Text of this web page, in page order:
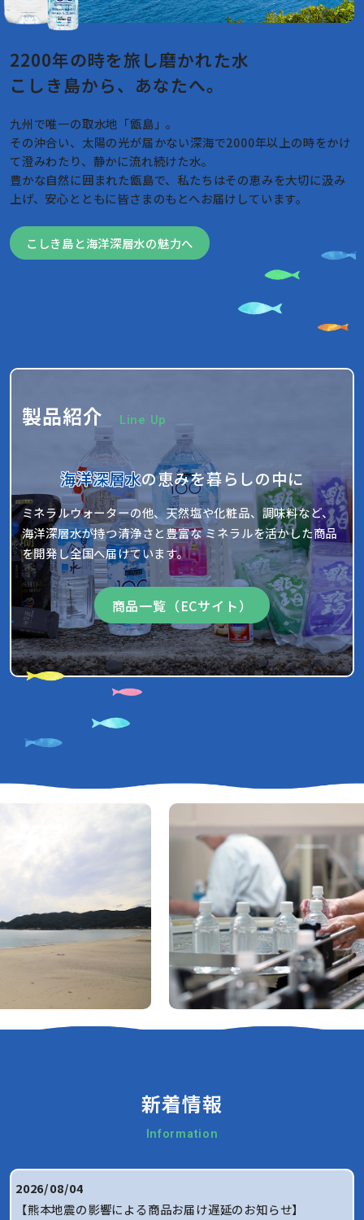
2200年の時を旅し磨かれた水
こしき島から、あなたへ。
九州で唯一の取水地「甑島」。
その沖合い、太陽の光が届かない深海で2000年以上の時をかけ
て澄みわたり、静かに流れ続けた水。
豊かな自然に囲まれた甑島で、私たちはその恵みを大切に汲み
上げ、安心とともに皆さまのもとへお届けしています。
こしき島と海洋深層水の魅力へ
製品紹介 Line Up
海洋深層水の恵みを暮らしの中に
ミネラルウォーターの他、天然塩や化粧品、調味料など、
海洋深層水が持つ清浄さと豊富な ミネラルを活かした商品
を開発し全国へ届けています。
商品一覧（ECサイト）
新着情報
Information
2026/08/04
【熊本地震の影響による商品お届け遅延のお知らせ】